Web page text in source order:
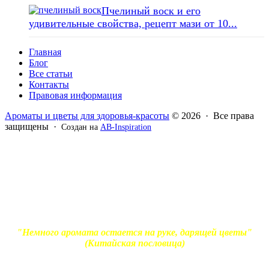
Пчелиный воск и его
удивительные свойства, рецепт мази от 10...
Главная
Блог
Все статьи
Контакты
Правовая информация
Ароматы и цветы для здоровья-красоты © 2026 · Все права
защищены · Создан на AB-Inspiration
"Немного аромата остается на руке, дарящей цветы"
(Китайская пословица)